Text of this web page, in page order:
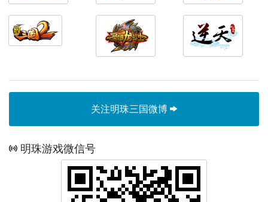
关注明珠三国微博
明珠游戏微信号